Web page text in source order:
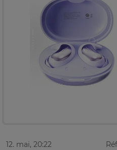
12. mai, 20:22